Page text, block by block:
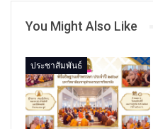
You Might Also Like
ประชาสัมพันธ์